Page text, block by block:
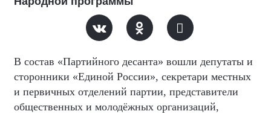
В состав «Партийного десанта» вошли депутаты и
сторонники «Единой России», секретари местных
и первичных отделений партии, представители
общественных и молодёжных организаций,